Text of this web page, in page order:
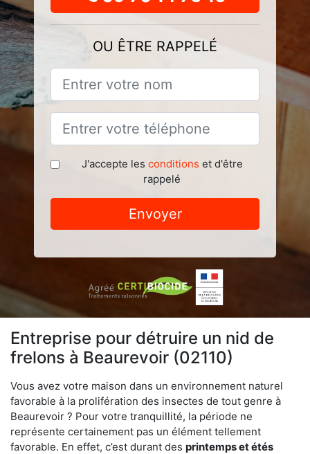
OU ÊTRE RAPPELÉ
J'accepte les conditions et d'être
rappelé
Envoyer
Entreprise pour détruire un nid de
frelons à Beaurevoir (02110)
Vous avez votre maison dans un environnement naturel
favorable à la prolifération des insectes de tout genre à
Beaurevoir ? Pour votre tranquillité, la période ne
représente certainement pas un élément tellement
favorable. En effet, c’est durant des printemps et étés